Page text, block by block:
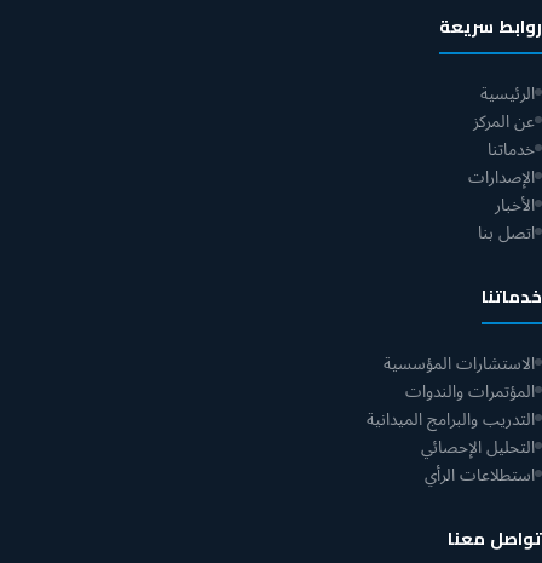
روابط سريعة
الرئيسية
عن المركز
خدماتنا
الإصدارات
الأخبار
اتصل بنا
خدماتنا
الاستشارات المؤسسية
المؤتمرات والندوات
التدريب والبرامج الميدانية
التحليل الإحصائي
استطلاعات الرأي
تواصل معنا